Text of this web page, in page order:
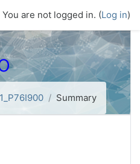
You are not logged in. (Log in)
Summary